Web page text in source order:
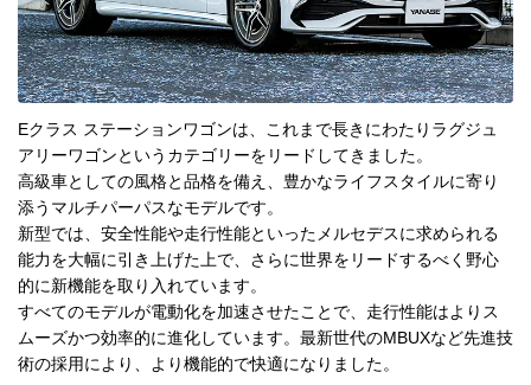
Eクラス ステーションワゴンは、これまで長きにわたりラグジュ
アリーワゴンというカテゴリーをリードしてきました。
高級車としての風格と品格を備え、豊かなライフスタイルに寄り
添うマルチパーパスなモデルです。
新型では、安全性能や走行性能といったメルセデスに求められる
能力を大幅に引き上げた上で、さらに世界をリードするべく野心
的に新機能を取り入れています。
すべてのモデルが電動化を加速させたことで、走行性能はよりス
ムーズかつ効率的に進化しています。最新世代のMBUXなど先進技
術の採用により、より機能的で快適になりました。